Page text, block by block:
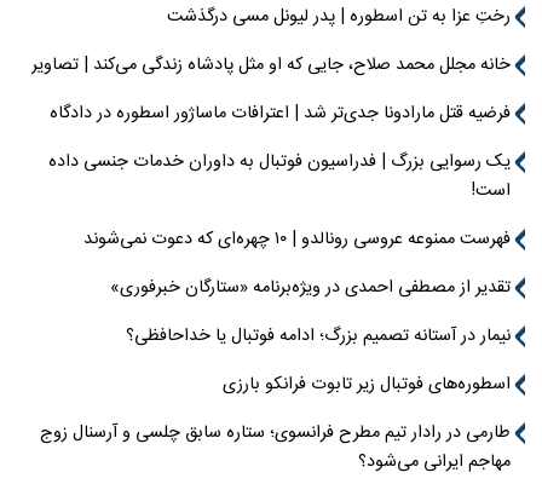
رختِ عزا به تن اسطوره | پدر لیونل مسی درگذشت
خانه مجلل محمد صلاح، جایی که او مثل پادشاه زندگی می‌کند | تصاویر
فرضیه قتل مارادونا جدی‌تر شد | اعترافات ماساژور اسطوره در دادگاه
یک رسوایی بزرگ | فدراسیون فوتبال به داوران خدمات جنسی داده
است!
فهرست ممنوعه عروسی رونالدو | ۱۰ چهره‌ای که دعوت نمی‌شوند
تقدیر از مصطفی احمدی در ویژه‌برنامه «ستارگان خبرفوری»
نیمار در آستانه تصمیم بزرگ؛ ادامه فوتبال یا خداحافظی؟
اسطوره‌های فوتبال زیر تابوت فرانکو بارزی
طارمی در رادار تیم مطرح فرانسوی؛ ستاره سابق چلسی و آرسنال زوج
مهاجم ایرانی می‌شود؟